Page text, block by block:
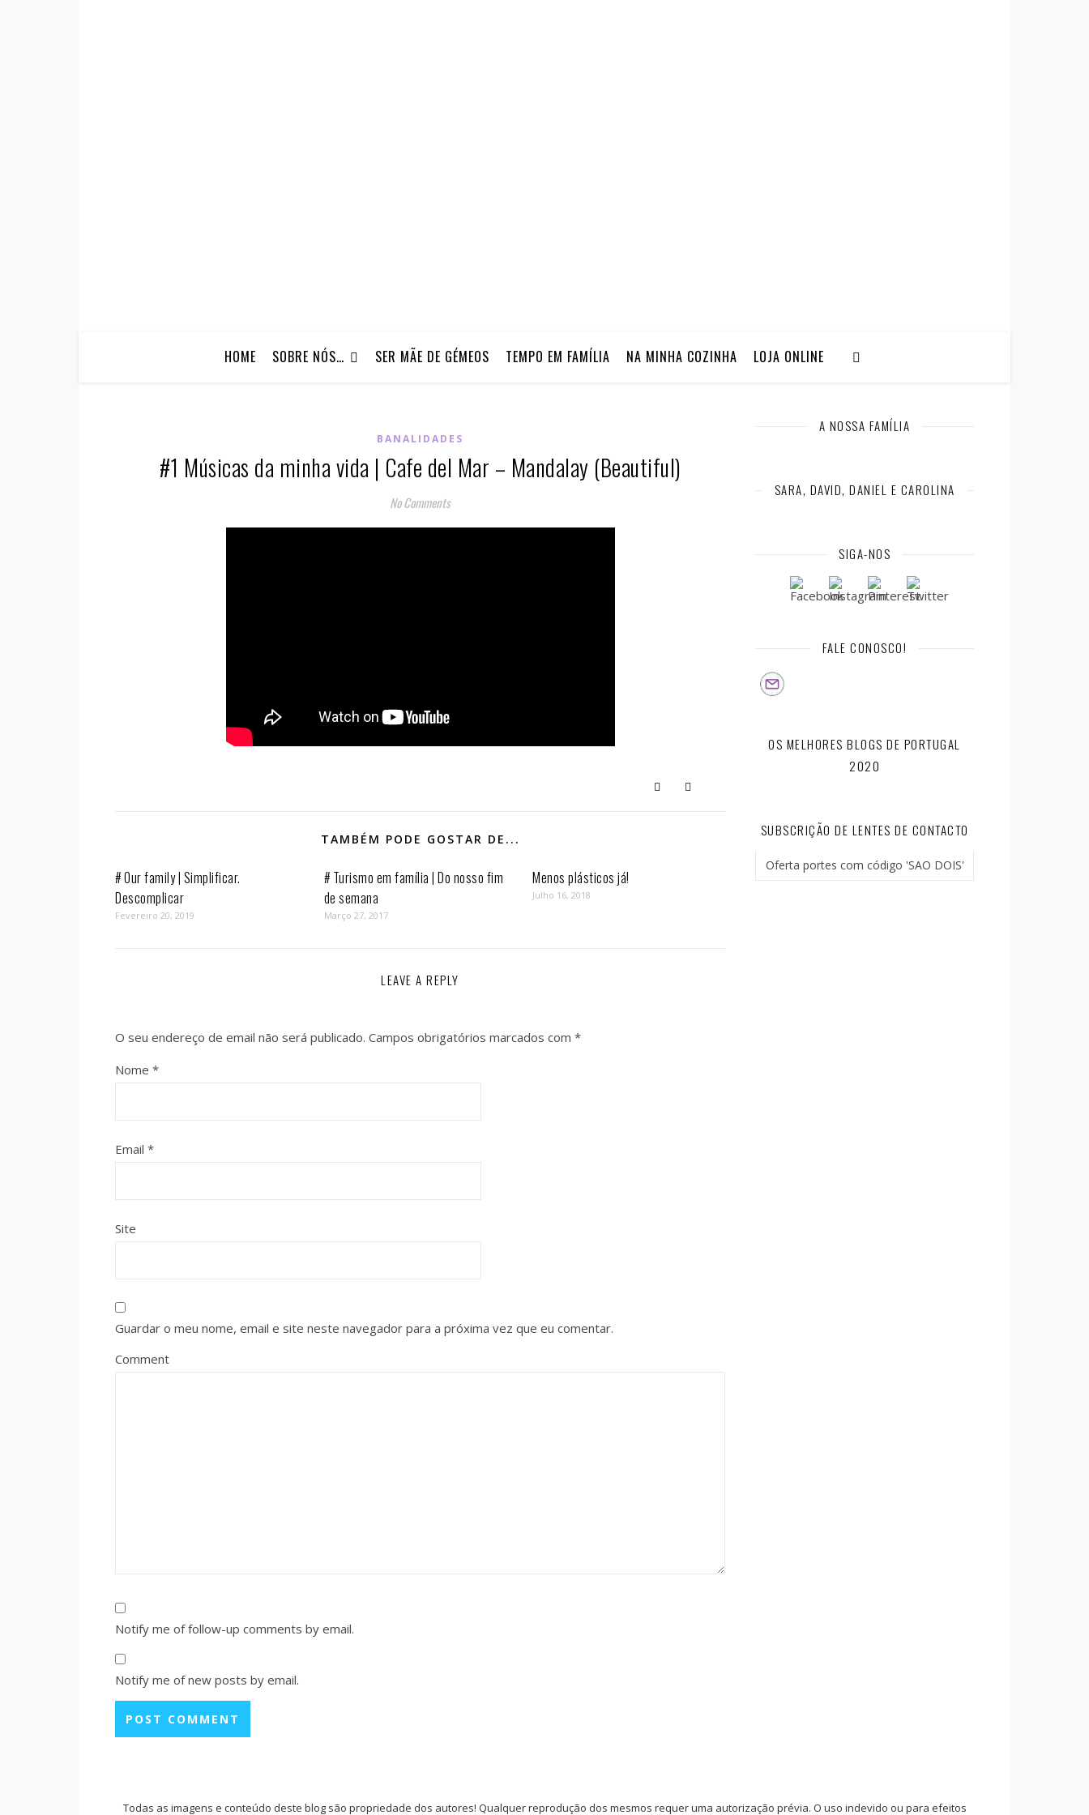
HOME SOBRE NÓS… SER MÃE DE GÉMEOS TEMPO EM FAMÍLIA NA MINHA COZINHA LOJA ONLINE
BANALIDADES
#1 Músicas da minha vida | Cafe del Mar – Mandalay (Beautiful)
No Comments
TAMBÉM PODE GOSTAR DE...
# Our family | Simplificar.
Descomplicar
Fevereiro 20, 2019
# Turismo em família | Do nosso fim
de semana
Março 27, 2017
Menos plásticos já!
Julho 16, 2018
LEAVE A REPLY
O seu endereço de email não será publicado. Campos obrigatórios marcados com *
Nome *
Email *
Site
Guardar o meu nome, email e site neste navegador para a próxima vez que eu comentar.
Comment
Notify me of follow-up comments by email.
Notify me of new posts by email.
A NOSSA FAMÍLIA
SARA, DAVID, DANIEL E CAROLINA
SIGA-NOS
FALE CONOSCO!
OS MELHORES BLOGS DE PORTUGAL
2020
SUBSCRIÇÃO DE LENTES DE CONTACTO
Oferta portes com código 'SAO DOIS'
Todas as imagens e conteúdo deste blog são propriedade dos autores! Qualquer reprodução dos mesmos requer uma autorização prévia. O uso indevido ou para efeitos